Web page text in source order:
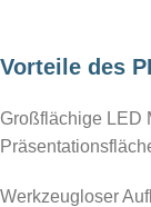
Vorteile des
Großflächige LED
Werkzeugloser